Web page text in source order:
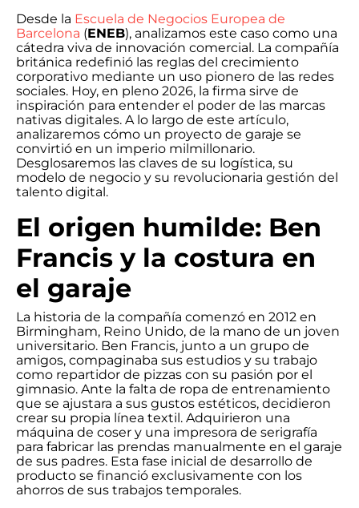
Desde la Escuela de Negocios Europea de
Barcelona (ENEB), analizamos este caso como una
cátedra viva de innovación comercial. La compañía
británica redefinió las reglas del crecimiento
corporativo mediante un uso pionero de las redes
sociales. Hoy, en pleno 2026, la firma sirve de
inspiración para entender el poder de las marcas
nativas digitales. A lo largo de este artículo,
analizaremos cómo un proyecto de garaje se
convirtió en un imperio milmillonario.
Desglosaremos las claves de su logística, su
modelo de negocio y su revolucionaria gestión del
talento digital.
El origen humilde: Ben
Francis y la costura en
el garaje
La historia de la compañía comenzó en 2012 en
Birmingham, Reino Unido, de la mano de un joven
universitario. Ben Francis, junto a un grupo de
amigos, compaginaba sus estudios y su trabajo
como repartidor de pizzas con su pasión por el
gimnasio. Ante la falta de ropa de entrenamiento
que se ajustara a sus gustos estéticos, decidieron
crear su propia línea textil. Adquirieron una
máquina de coser y una impresora de serigrafía
para fabricar las prendas manualmente en el garaje
de sus padres. Esta fase inicial de desarrollo de
producto se financió exclusivamente con los
ahorros de sus trabajos temporales.